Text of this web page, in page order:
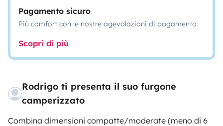
Pagamento sicuro
Più comfort con le nostre agevolazioni di pagamento
Scopri di più
Rodrigo ti presenta il suo furgone
camperizzato
Combina dimensioni compatte/moderate (meno di 6